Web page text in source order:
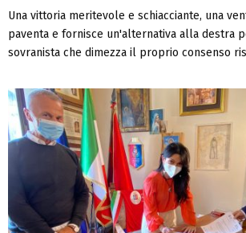
Una vittoria meritevole e schiacciante, una
paventa e fornisce un'alternativa alla destra
sovranista che dimezza il proprio consenso